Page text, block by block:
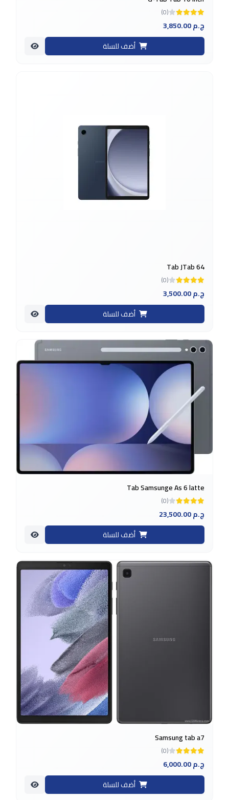
(0)
3,850.00 ج.م
أضف للسلة
Tab JTab 64
(0)
3,500.00 ج.م
أضف للسلة
Tab Samsunge As 6 latte
(0)
23,500.00 ج.م
أضف للسلة
Samsung tab a7
(0)
6,000.00 ج.م
أضف للسلة